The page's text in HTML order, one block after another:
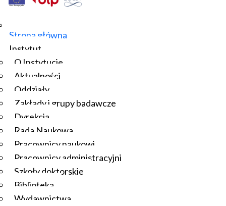
Strona główna
Instytut
O Instytucie
Aktualności
Oddziały
Zakłady i grupy badawcze
Dyrekcja
Rada Naukowa
Pracownicy naukowi
Pracownicy administracyjni
Szkoły doktorskie
Biblioteka
Wydawnictwa